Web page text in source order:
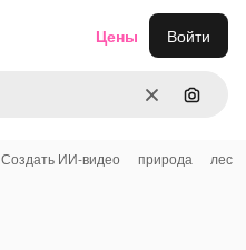
ОчиститьПоиск
Цены Войти
Создать ИИ-видео природа лес